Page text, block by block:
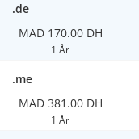
.de
MAD 170.00 DH
1 År
.me
MAD 381.00 DH
1 År